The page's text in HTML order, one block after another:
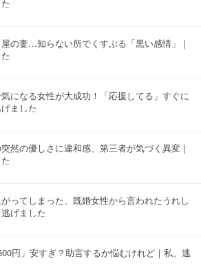
の妻…知らない所でくすぶる「黒い感情」｜
になる女性が大成功！「応援してる」すぐに
ました
然の優しさに違和感、第三者が気づく異変｜
ってしまった、既婚女性から言われたうれし
げました
円」安すぎ？助言するか悩むけれど｜私、逃